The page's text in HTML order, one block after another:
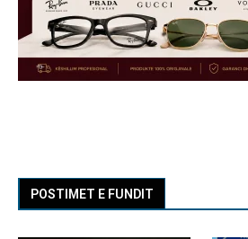
POSTIMET E FUNDIT